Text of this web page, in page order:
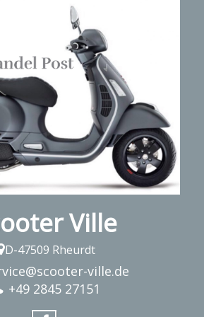
Ville
D-47509 Rheurdt
ville.de
+49 2845 27151